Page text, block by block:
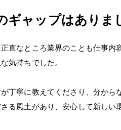
ギャップはありま
直なところ業界のことも仕事
気持ちでした。
丁寧に教えてくださり、分か
る風土があり、安心して新しい